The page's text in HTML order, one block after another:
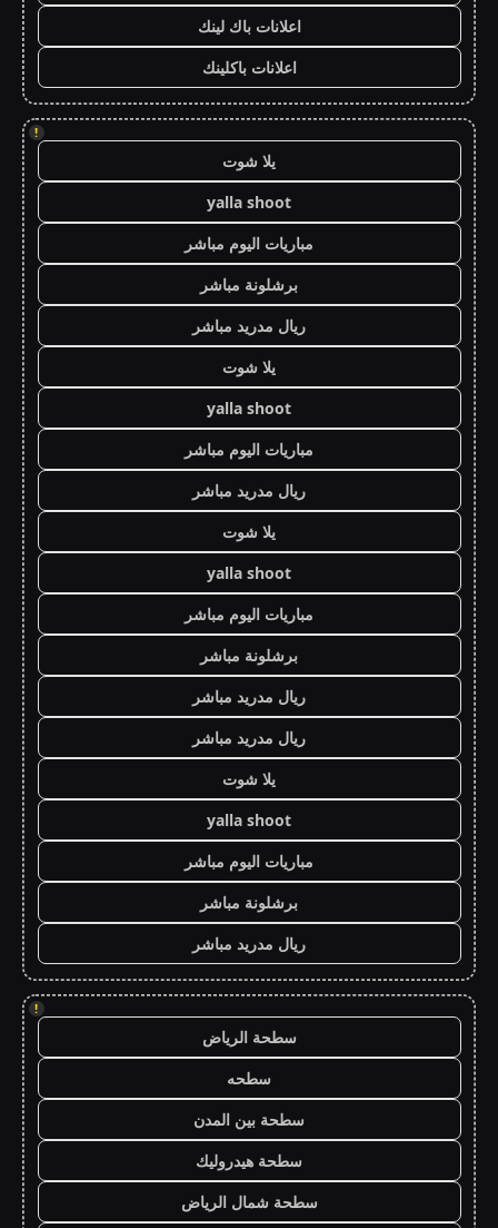
اعلانات باك لينك
اعلانات باكلينك
!
يلا شوت
yalla shoot
مباريات اليوم مباشر
برشلونة مباشر
ريال مدريد مباشر
يلا شوت
yalla shoot
مباريات اليوم مباشر
ريال مدريد مباشر
يلا شوت
yalla shoot
مباريات اليوم مباشر
برشلونة مباشر
ريال مدريد مباشر
ريال مدريد مباشر
يلا شوت
yalla shoot
مباريات اليوم مباشر
برشلونة مباشر
ريال مدريد مباشر
!
سطحة الرياض
سطحه
سطحة بين المدن
سطحة هيدروليك
سطحة شمال الرياض